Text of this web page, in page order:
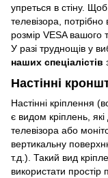
упреться в стіну.
телевізора,
розмір VESA вашого
У разі труднощів у
наших спеціалістів
Настінні
Настінні кріплення
є видом кріплень,
телевізора або
вертикальну
т.д.). Такий вид
використати